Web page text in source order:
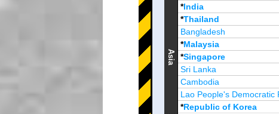
Asia
*India
*Thailand
Bangladesh
*Malaysia
*Singapore
Sri Lanka
Cambodia
Lao People's Democratic
*Republic of Korea